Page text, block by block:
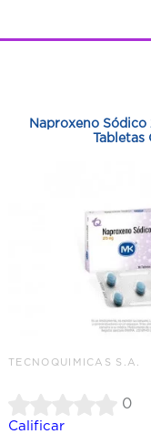
Naproxeno Sódico
Tabletas
TECNOQUIMICAS S.A.
0
Calificar